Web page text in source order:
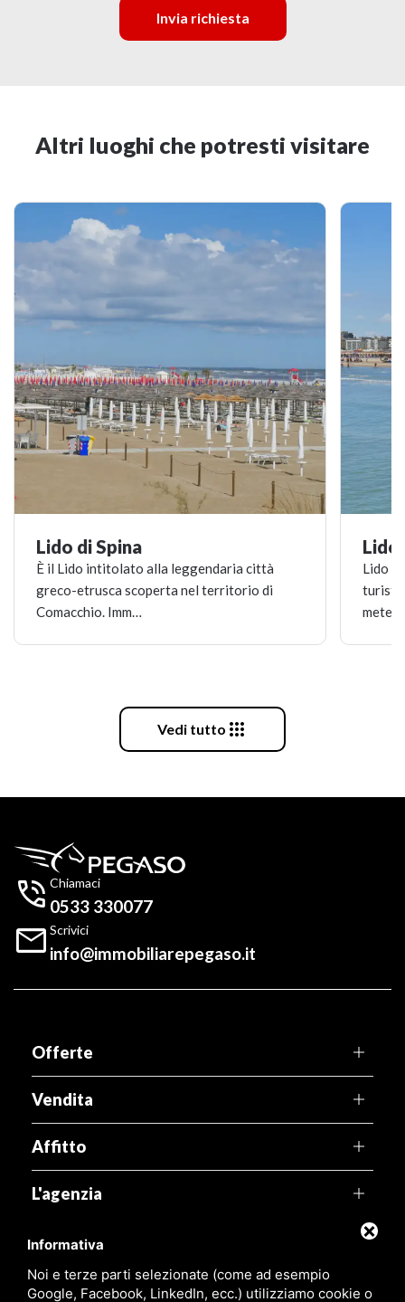
Informativa
Noi e terze parti selezionate (come ad esempio
Google, Facebook, LinkedIn, ecc.) utilizziamo cookie o
Invia richiesta
Altri luoghi che potresti visitare
Lido di Spina
​È il Lido intitolato alla leggendaria città
greco-etrusca scoperta nel territorio di
Comacchio. Imm…
Lido
Lido
mete
Vedi tutto 
 Chiamaci
0533 330077
 Scrivici
info@immobiliarepegaso.it
Offerte
Vendita
Affitto
L'agenzia
Territorio
Link utili